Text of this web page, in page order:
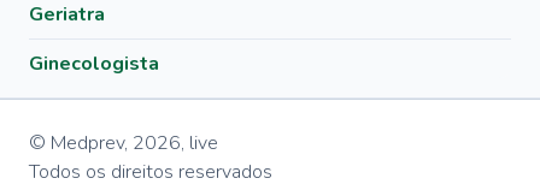
Geriatra
Ginecologista
© Medprev, 2026, live
Todos os direitos reservados